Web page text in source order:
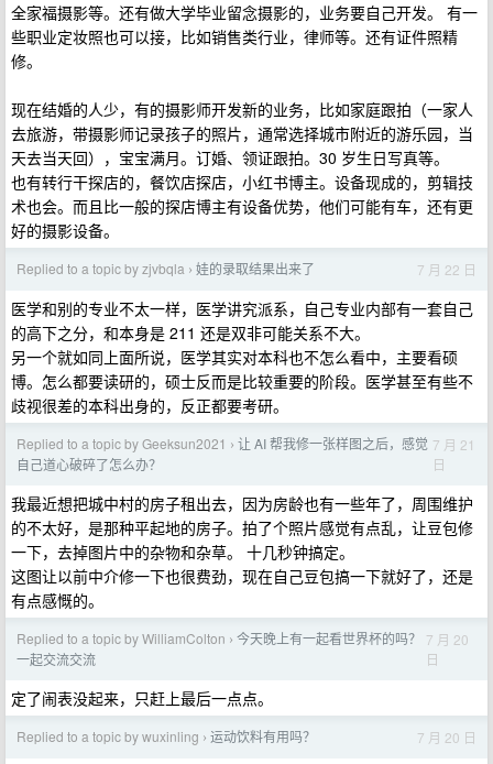
全家福摄影等。还有做大学毕业留念摄影的，业务要自己开发。 有一
些职业定妆照也可以接，比如销售类行业，律师等。还有证件照精
修。
现在结婚的人少，有的摄影师开发新的业务，比如家庭跟拍（一家人
去旅游，带摄影师记录孩子的照片，通常选择城市附近的游乐园，当
天去当天回），宝宝满月。订婚、领证跟拍。30 岁生日写真等。
也有转行干探店的，餐饮店探店，小红书博主。设备现成的，剪辑技
术也会。而且比一般的探店博主有设备优势，他们可能有车，还有更
好的摄影设备。
Replied to a topic by zjvbqla › 娃的录取结果出来了 7 月 22 日
医学和别的专业不太一样，医学讲究派系，自己专业内部有一套自己
的高下之分，和本身是 211 还是双非可能关系不大。
另一个就如同上面所说，医学其实对本科也不怎么看中，主要看硕
博。怎么都要读研的，硕士反而是比较重要的阶段。医学甚至有些不
歧视很差的本科出身的，反正都要考研。
Replied to a topic by Geeksun2021 › 让 AI 帮我修一张样图之后，感觉
自己道心破碎了怎么办？
7 月 21
日
我最近想把城中村的房子租出去，因为房龄也有一些年了，周围维护
的不太好，是那种平起地的房子。拍了个照片感觉有点乱，让豆包修
一下，去掉图片中的杂物和杂草。 十几秒钟搞定。
这图让以前中介修一下也很费劲，现在自己豆包搞一下就好了，还是
有点感慨的。
Replied to a topic by WilliamColton › 今天晚上有一起看世界杯的吗？
一起交流交流
7 月 20
日
定了闹表没起来，只赶上最后一点点。
Replied to a topic by wuxinling › 运动饮料有用吗？ 7 月 20 日